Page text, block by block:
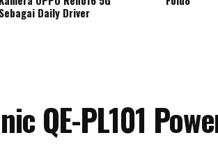
Sebagai Daily Driver
QE-PL101